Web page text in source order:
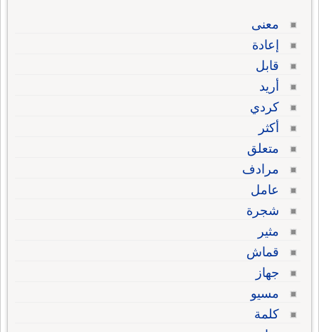
معنى
إعادة
قابل
أريد
كردي
أكثر
متعلق
مرادف
عامل
شجرة
مثير
قماش
جهاز
مسيو
كلمة